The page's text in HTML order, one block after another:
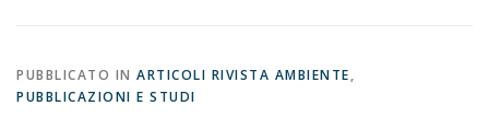
PUBBLICATO IN ARTICOLI RIVISTA AMBIENTE,
PUBBLICAZIONI E STUDI